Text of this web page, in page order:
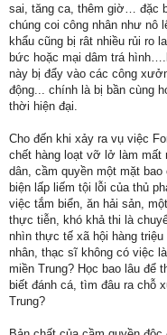
sai, tăng ca, thêm giờ… đặc
chúng coi công nhân như nô
khẩu cũng bị rât nhiều rủi ro
bức hoặc mại dâm trá
này bị đẩy vào các công
động... chính là bị bần cùng
thời hiện đại.
Cho đến khi xảy ra vụ việc
chết hàng loạt vỡ lở làm mất
dân, cầm quyền một mặt
biện lấp liếm tội lỗi của thủ
việc tắm biển, ăn hải sản,
thực tiễn, khó khả thi là
nhìn thực tế xã hội hàng
nhân, thạc sĩ không có việc
miền Trung? Học bao lâu để
biết đánh cá, tìm đâu ra chỗ
Trung?